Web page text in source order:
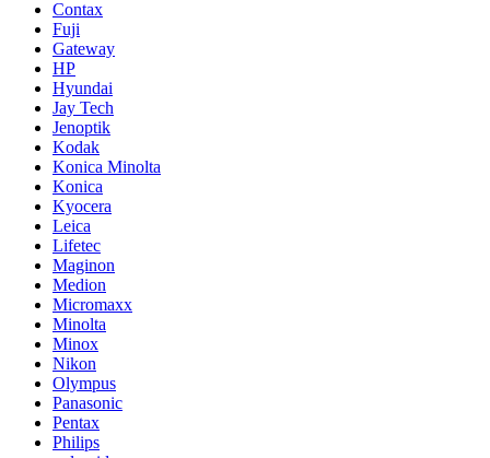
Contax
Fuji
Gateway
HP
Hyundai
Jay Tech
Jenoptik
Kodak
Konica Minolta
Konica
Kyocera
Leica
Lifetec
Maginon
Medion
Micromaxx
Minolta
Minox
Nikon
Olympus
Panasonic
Pentax
Philips